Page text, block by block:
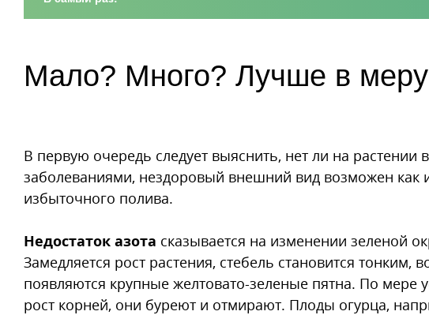
Мало? Много? Лучше в
В первую очередь следует выяснить, нет ли на растении
заболеваниями, нездоровый внешний вид возможен как
избыточного полива.
Недостаток азота сказывается на изменении зеленой
Замедляется рост растения, стебель становится
появляются крупные желтовато-зеленые пятна. По мере
рост корней, они буреют и отмирают. Плоды огурца,